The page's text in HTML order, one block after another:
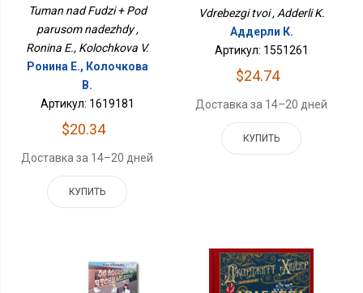
Tuman nad Fudzi + Pod
parusom nadezhdy ,
Ronina E., Kolochkova V.
Ронина Е., Колочкова
В.
Артикул: 1619181
$20.34
Доставка за 14–20 дней
КУПИТЬ
Vdrebezgi tvoi , Adderli K.
Аддерли К.
Артикул: 1551261
$24.74
Доставка за 14–20 дней
КУПИТЬ